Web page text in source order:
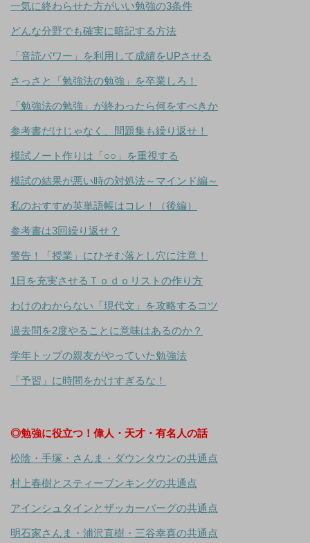
一気に終わらせた方がいい勉強の3条件
どんな分野でも確実に暗記する方法
「音読パワー」を利用して成績をUPさせる
さっさと「勉強法の勉強」を卒業しろ！
「勉強法の勉強」が終わったら何をすべきか
参考書だけじゃなく、問題集も繰り返せ！
模試ノート作りは「○○」を重視する
模試の結果が悪い時の対処法～マインド編～
私のおすすめ英単語帳はコレ！（後編）
参考書は3回繰り返せ？
警告！「授業」にひそむ落とし穴に注意！
1日を充実させるＴｏｄｏリストの作り方
わけのわからない「現代文」を攻略するコツ
過去問を2度やることに意味はあるのか？
学年トップの親友がやっていた勉強法
「予習」に時間をかけすぎるな！
◎勉強に役立つ！偉人・天才・有名人の話
松陰・手塚・さんま・ダウンタウンの共通点
村上春樹とスティーブンキングの共通点
アインシュタインとザッカーバーグの共通点
明石家さんま・浦沢直樹・三谷幸喜の共通点